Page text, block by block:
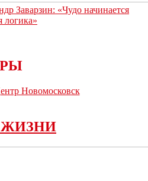
Заварзин: «Чудо начинается
логика»
ЖИЗНИ